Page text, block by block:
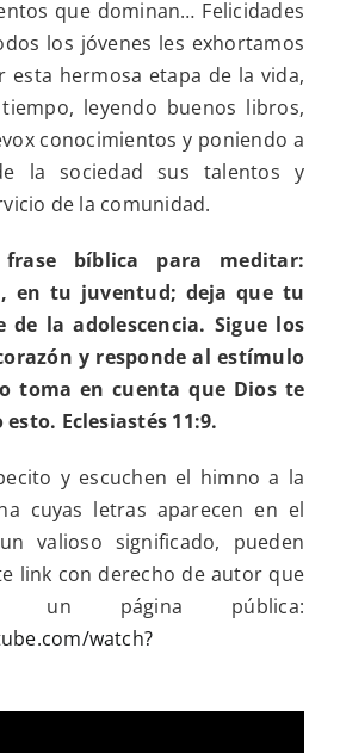
que dominan… Felicidades
los jóvenes les exhortamos
esta hermosa etapa de la vida,
leyendo buenos libros,
conocimientos y poniendo a
la sociedad sus talentos y
de la comunidad.
bíblica para meditar:
en tu juventud; deja que tu
de la adolescencia. Sigue los
y responde al estímulo
toma en cuenta que Dios te
Eclesiastés 11:9.
y escuchen el himno a la
cuyas letras aparecen en el
valioso significado, pueden
link con derecho de autor que
un página pública:
watch?